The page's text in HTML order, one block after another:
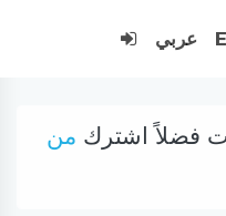
عربي
فضلاً اشترك من